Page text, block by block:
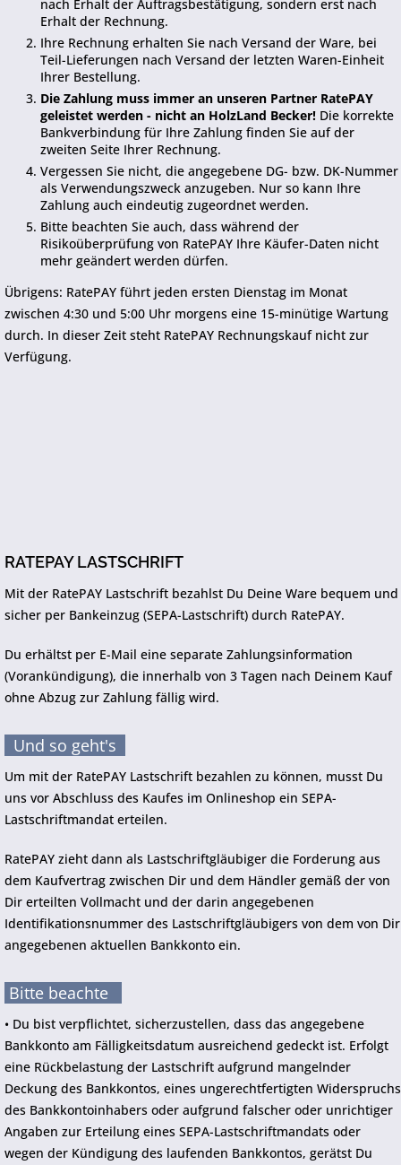
nach Erhalt der Auftragsbestätigung, sondern erst nach
Erhalt der Rechnung.
Ihre Rechnung erhalten Sie nach Versand der Ware, bei
Teil-Lieferungen nach Versand der letzten Waren-Einheit
Ihrer Bestellung.
Die Zahlung muss immer an unseren Partner RatePAY
geleistet werden - nicht an HolzLand Becker! Die korrekte
Bankverbindung für Ihre Zahlung finden Sie auf der
zweiten Seite Ihrer Rechnung.
Vergessen Sie nicht, die angegebene DG- bzw. DK-Nummer
als Verwendungszweck anzugeben. Nur so kann Ihre
Zahlung auch eindeutig zugeordnet werden.
Bitte beachten Sie auch, dass während der
Risikoüberprüfung von RatePAY Ihre Käufer-Daten nicht
mehr geändert werden dürfen.
Übrigens: RatePAY führt jeden ersten Dienstag im Monat
zwischen 4:30 und 5:00 Uhr morgens eine 15-minütige Wartung
durch. In dieser Zeit steht RatePAY Rechnungskauf nicht zur
Verfügung.
RATEPAY LASTSCHRIFT
Mit der RatePAY Lastschrift bezahlst Du Deine Ware bequem und
sicher per Bankeinzug (SEPA-Lastschrift) durch RatePAY.
Du erhältst per E-Mail eine separate Zahlungsinformation
(Vorankündigung), die innerhalb von 3 Tagen nach Deinem Kauf
ohne Abzug zur Zahlung fällig wird.
Und so geht's
Um mit der RatePAY Lastschrift bezahlen zu können, musst Du
uns vor Abschluss des Kaufes im Onlineshop ein SEPA-
Lastschriftmandat erteilen.
RatePAY zieht dann als Lastschriftgläubiger die Forderung aus
dem Kaufvertrag zwischen Dir und dem Händler gemäß der von
Dir erteilten Vollmacht und der darin angegebenen
Identifikationsnummer des Lastschriftgläubigers von dem von Dir
angegebenen aktuellen Bankkonto ein.
Bitte beachte
• Du bist verpflichtet, sicherzustellen, dass das angegebene
Bankkonto am Fälligkeitsdatum ausreichend gedeckt ist. Erfolgt
eine Rückbelastung der Lastschrift aufgrund mangelnder
Deckung des Bankkontos, eines ungerechtfertigten Widerspruchs
des Bankkontoinhabers oder aufgrund falscher oder unrichtiger
Angaben zur Erteilung eines SEPA-Lastschriftmandats oder
wegen der Kündigung des laufenden Bankkontos, gerätst Du